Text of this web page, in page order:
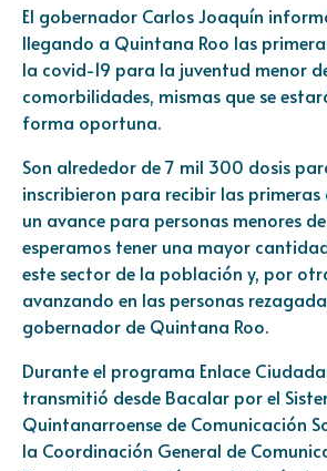
El gobernador Carlos Joaquín
llegando a Quintana Roo las
la covid-19 para la juventud menor
comorbilidades, mismas que se
forma oportuna.
Son alrededor de 7 mil 300 dosis
inscribieron para recibir las primeras
un avance para personas menores
esperamos tener una mayor
este sector de la población y, por
avanzando en las personas
gobernador de Quintana Roo.
Durante el programa Enlace
transmitió desde Bacalar por el
Quintanarroense de Comunicación
la Coordinación General de